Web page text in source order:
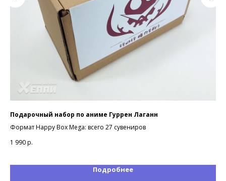
Подарочный набор по аниме Гуррен Лаганн
Формат Happy Box Mega: всего 27 сувениров
1 990р.
Подробнее